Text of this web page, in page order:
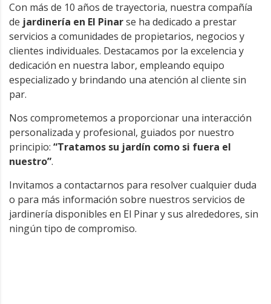
Con más de 10 años de trayectoria, nuestra compañía
de jardinería en El Pinarse ha dedicado a prestar
servicios a comunidades de propietarios, negocios y
clientes individuales. Destacamos por la excelencia y
dedicación en nuestra labor, empleando equipo
especializado y brindando una atención al cliente sin
par.
Nos comprometemos a proporcionar una interacción
personalizada y profesional, guiados por nuestro
principio: “Tratamos su jardín como si fuera el
nuestro”.
Invitamos a contactarnos para resolver cualquier duda
o para más información sobre nuestros servicios de
jardinería disponibles en El Pinar y sus alrededores, sin
ningún tipo de compromiso.